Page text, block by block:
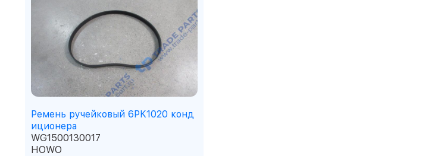
Ремень ручейковый 6PK1020 конд
иционера
WG1500130017
HOWO